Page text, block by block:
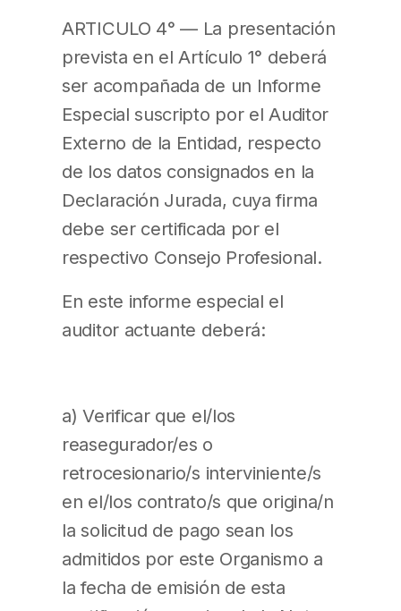
ARTICULO 4° — La presentación
prevista en el Artículo 1° deberá
ser acompañada de un Informe
Especial suscripto por el Auditor
Externo de la Entidad, respecto
de los datos consignados en la
Declaración Jurada, cuya firma
debe ser certificada por el
respectivo Consejo Profesional.
En este informe especial el
auditor actuante deberá:
a) Verificar que el/los
reasegurador/es o
retrocesionario/s interviniente/s
en el/los contrato/s que origina/n
la solicitud de pago sean los
admitidos por este Organismo a
la fecha de emisión de esta